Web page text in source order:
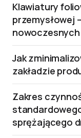
Klawiatury
przemysłowej
Jak
zakładzie
Zakres
sprężającego